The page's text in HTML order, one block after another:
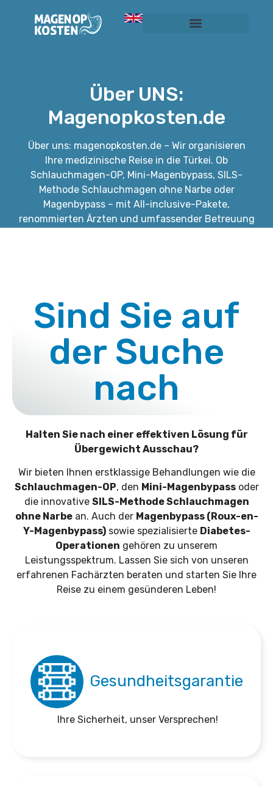
Über UNS:
Magenopkosten.de
Über uns: magenopkosten.de – Wir organisieren
Ihre medizinische Reise in die Türkei. Ob
Schlauchmagen-OP, Mini-Magenbypass, SILS-
Methode Schlauchmagen ohne Narbe oder
Magenbypass – mit All-inclusive-Pakete,
renommierten Ärzten und umfassender Betreuung
Sind Sie auf
der Suche
nach
Halten Sie nach einer effektiven Lösung für
Übergewicht Ausschau?
Wir bieten Ihnen erstklassige Behandlungen wie die
Schlauchmagen-OP, den Mini-Magenbypassoder
die innovative SILS-Methode Schlauchmagen
ohne Narbean. Auch der Magenbypass (Roux-en-
Y-Magenbypass)sowie spezialisierte Diabetes-
Operationen gehören zu unserem
Leistungsspektrum. Lassen Sie sich von unseren
erfahrenen Fachärzten beraten und starten Sie Ihre
Reise zu einem gesünderen Leben!
Gesundheitsgarantie
Ihre Sicherheit, unser Versprechen!